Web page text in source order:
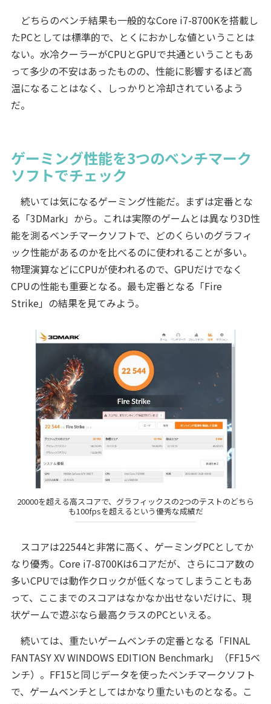
どちらのベンチ結果も一般的なCore i7-8700Kを搭載し
たPCとしては標準的で、とくにおかしな値ということは
ない。水冷クーラーがCPUとGPUで共通ということもあ
って多少の不安はあったものの、性能に影響するほど高
温になることはなく、しっかりと冷却されているよう
だ。
ゲーミング性能を3つのベンチマーク
ソフトでチェック
続いては気になるゲーミング性能だ。まずは定番とな
る「3DMark」から。これは実際のゲームとは異なり3D性
能を測るベンチマークソフトで、どのくらいのグラフィ
ック性能があるのかを比べるのに使われることが多い。
物理演算などにCPUが使われるので、GPUだけでなく
CPUの性能も重要となる。最も定番となる「Fire
Strike」の結果を見てみよう。
20000を超える高スコアで、グラフィックスの2つのテストのどちら
も100fpsを超えるという優秀な成績だ
スコアは22544と非常に高く、ゲーミングPCとしてか
なり優秀。Core i7-8700Kは6コアだが、さらにコア数の
多いCPUでは動作クロックが低くなってしまうこともあ
って、ここまでのスコアはなかなか出せないだけに、現
状ゲームで遊ぶなら最高クラスのPCといえる。
続いては、重たいゲームベンチの定番となる「FINAL
FANTASY XV WINDOWS EDITION Benchmark」（FF15ベ
ンチ）。FF15と同じデータを使ったベンチマークソフト
で、ゲームベンチとしてはかなり重たいものとなる。こ